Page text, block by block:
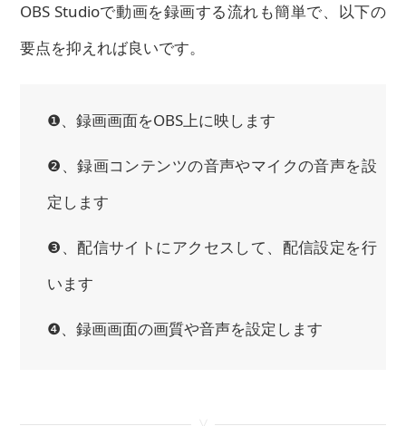
OBS Studioで動画を録画する流れも簡単で、以下の
要点を抑えれば良いです。
❶、録画画面をOBS上に映します
❷、録画コンテンツの音声やマイクの音声を設
定します
❸、配信サイトにアクセスして、配信設定を行
います
❹、録画画面の画質や音声を設定します